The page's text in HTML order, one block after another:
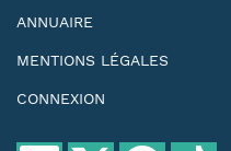
ANNUAIRE
MENTIONS LÉGALES
CONNEXION